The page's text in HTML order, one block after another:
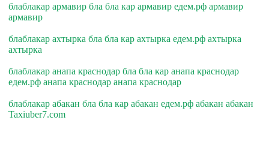
блаблакар армавир бла бла кар армавир едем.рф армавир
армавир
блаблакар ахтырка бла бла кар ахтырка едем.рф ахтырка
ахтырка
блаблакар анапа краснодар бла бла кар анапа краснодар
едем.рф анапа краснодар анапа краснодар
блаблакар абакан бла бла кар абакан едем.рф абакан абакан
Taxiuber7.com